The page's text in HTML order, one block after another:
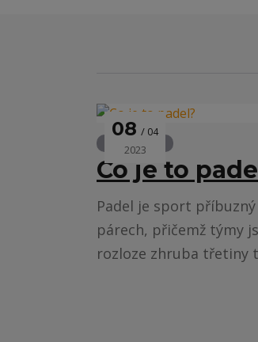
08 04
2023
ZAJÍMAVOSTI
Co je to
Padel je sport
párech, přičemž týmy
rozloze zhruba třetiny